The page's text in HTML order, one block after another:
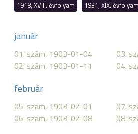
1918, XVIII. évfolyam
1931, XIX. évfolyam
január
01. szám, 1903-01-04
02. szám, 1903-01-11
03.
04.
február
05. szám, 1903-02-01
06. szám, 1903-02-08
07.
08.